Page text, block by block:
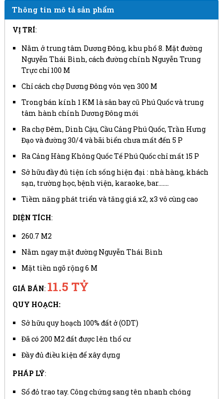
Thông tin mô tả sản phẩm
VỊ TRÍ:
Nằm ở trung tâm Dương Đông, khu phố 8. Mặt đường
Nguyễn Thái Bình, cách đường chính Nguyễn Trung
Trực chỉ 100 M
Chỉ cách chợ Dương Đông vỏn vẹn 300 M
Trong bán kính 1 KM là sân bay cũ Phú Quốc và trung
tâm hành chính Dương Đông mới
Ra chợ Đêm, Dinh Cậu, Cầu Cảng Phú Quốc, Trần Hưng
Đạo và đường 30/4 và bãi biển chưa mất đến 5 P
Ra Cảng Hàng Không Quốc Tế Phú Quốc chỉ mất 15 P
Sở hữu đầy đủ tiện ích sống hiện đại : nhà hàng, khách
sạn, trường học, bệnh viện, karaoke, bar.......
Tiềm năng phát triển và tăng giá x2, x3 vô cùng cao
DIỆN TÍCH:
260.7 M2
Nằm ngay mặt đường Nguyễn Thái Bình
Mặt tiền ngõ rộng 6 M
GIÁ BÁN: 11.5 TỶ
QUY HOẠCH:
Sở hữu quy hoạch 100% đất ở (ODT)
Đã có 200 M2 đất được lên thổ cư
Đầy đủ điều kiện để xây dựng
PHÁP LÝ:
Sổ đỏ trao tay. Công chứng sang tên nhanh chóng